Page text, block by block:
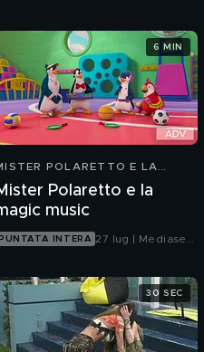
POLARETTO E LA
Polaretto e la
music
PUNTATA INTERA 27 lug | Mediaset
6 MIN
30 SEC